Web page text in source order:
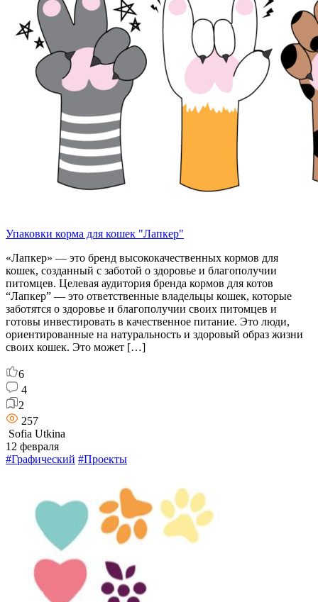
Упаковки корма для кошек "Лапкер"
«Лапкер» — это бренд высококачественных кормов для
кошек, созданный с заботой о здоровье и благополучии
питомцев. Целевая аудитория бренда кормов для котов
“Лапкер” — это ответственные владельцы кошек, которые
заботятся о здоровье и благополучии своих питомцев и
готовы инвестировать в качественное питание. Это люди,
ориентированные на натуральность и здоровый образ жизни
своих кошек. Это может […]
6
4
2
257
Sofia Utkina
12 февраля
#Графический #Проекты